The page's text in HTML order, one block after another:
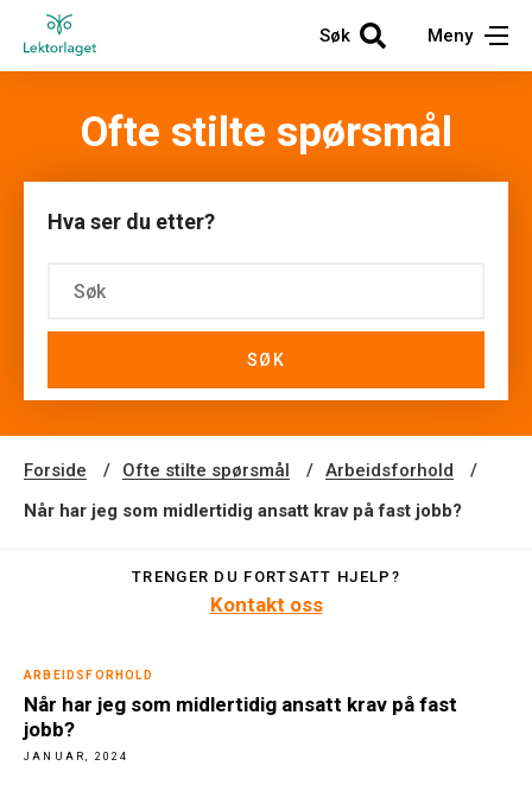
Søk Meny
Ofte stilte spørsmål
Hva ser du etter?
SØK
Forside Ofte stilte spørsmål
Arbeidsforhold
Når har jeg som midlertidig ansatt krav på fast jobb?
ARBEIDSFORHOLD
Når har jeg som midlertidig ansatt krav på fast
jobb?
JANUAR, 2024
TRENGER DU FORTSATT HJELP?
Kontakt oss